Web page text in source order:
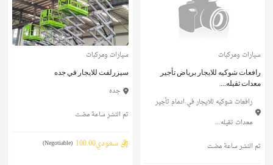
سيارات ومركبات
رافعات شوكيه للايجار برياض تأجير
معدات ثقيله...
رافعات شوكيه للايجار في ادمام تأجير
معدات ثقيله...
تم النشر ساعة مضت
سيارات ومركبات
سيزرلفت للايجار في جده
جده
تم النشر ساعة مضت
ريال سعودي100.00 (Negotiable)